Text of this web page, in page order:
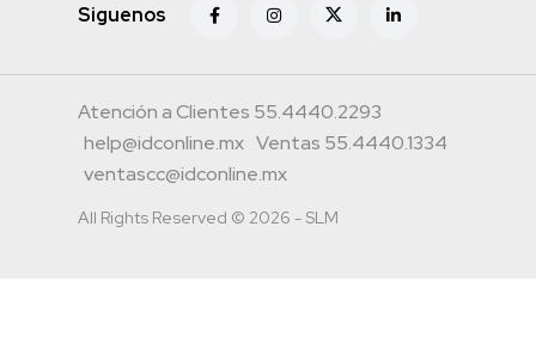
Siguenos
Atención a Clientes 55.4440.2293
help@idconline.mx Ventas 55.4440.1334
ventascc@idconline.mx
All Rights Reserved © 2026 - SLM